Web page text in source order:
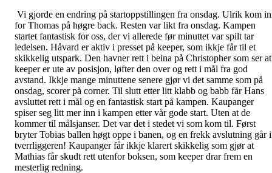
Vi gjorde en endring på startoppstillingen fra onsdag. Ulrik kom
for Thomas på høgre back. Resten var likt fra onsdag. Kampen
startet fantastisk for oss, der vi allerede før minuttet var spilt tar
ledelsen. Håvard er aktiv i presset på keeper, som ikkje får til et
skikkelig utspark. Den havner rett i beina på Christopher som ser at
keeper er ute av posisjon, løfter den over og rett i mål fra god
avstand. Ikkje mange minuttene senere gjør vi det samme som på
onsdag, scorer på corner. Til slutt etter litt klabb og babb får Hans
avsluttet rett i mål og en fantastisk start på kampen. Kaupanger
spiser seg litt mer inn i kampen etter vår gode start. Uten at de
kommer til målsjanser. Det var det i stedet vi som kom til. Først
bryter Tobias ballen høgt oppe i banen, og en frekk avslutning går i
tverrliggeren! Kaupanger får ikkje klarert skikkelig som gjør at
Mathias får skudt rett utenfor boksen, som keeper drar frem en
mesterlig redning.